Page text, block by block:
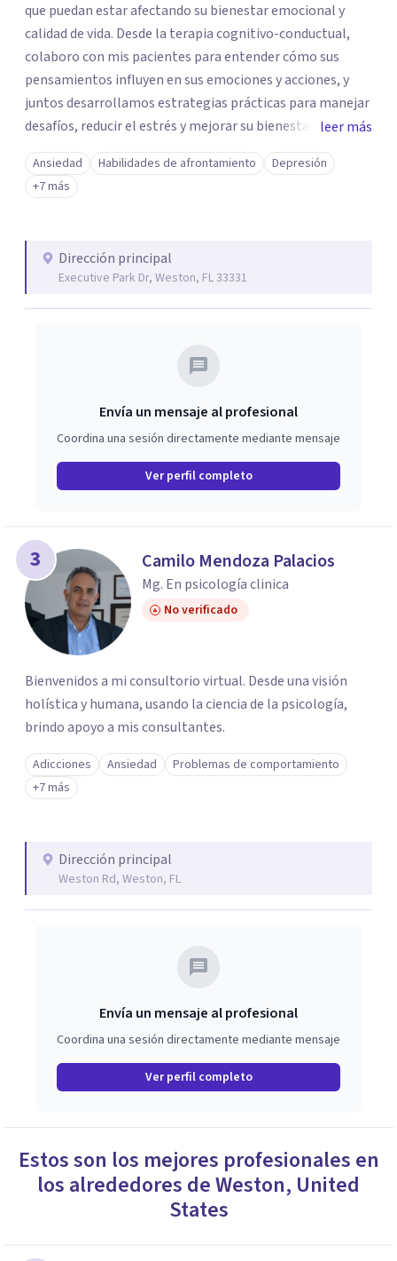
que puedan estar afectando su bienestar emocional y
calidad de vida. Desde la terapia cognitivo-conductual,
colaboro con mis pacientes para entender cómo sus
pensamientos influyen en sus emociones y acciones, y
juntos desarrollamos estrategias prácticas para manejar
desafíos, reducir el estrés y mejorar su bienestar. Mi
objetivo es empoderar a mis pacientes para que
adquieran herramientas efectivas que puedan aplicar en
su vida cotidiana, fomentando cambios positivos y
seguro y de confianza donde mis clientes puedan explorar
sus emociones, resolver conflictos y desarrollar
herramientas para una vida más plena. Trabajo con
técnicas personalizadas para cada caso, adaptándome a
misión es acompañar a mis clientes en su camino hacia el
bienestar emocional y relacional. Si estás buscando
orientación para mejorar tus relaciones o afrontar
leer más
Ansiedad Habilidades de afrontamiento
Depresión
+7 más
Dirección principal
Executive Park Dr, Weston, FL 33331
Envía un mensaje al profesional
Coordina una sesión directamente mediante mensaje
Ver perfil completo
3 Camilo Mendoza Palacios
Mg. En psicología clinica
No verificado
Bienvenidos a mi consultorio virtual. Desde una visión
holística y humana, usando la ciencia de la psicología,
brindo apoyo a mis consultantes.
Adicciones Ansiedad
Problemas de comportamiento
+7 más
Dirección principal
Weston Rd, Weston, FL
Envía un mensaje al profesional
Coordina una sesión directamente mediante mensaje
Ver perfil completo
Estos son los mejores profesionales en
los alrededores deWeston, United
States